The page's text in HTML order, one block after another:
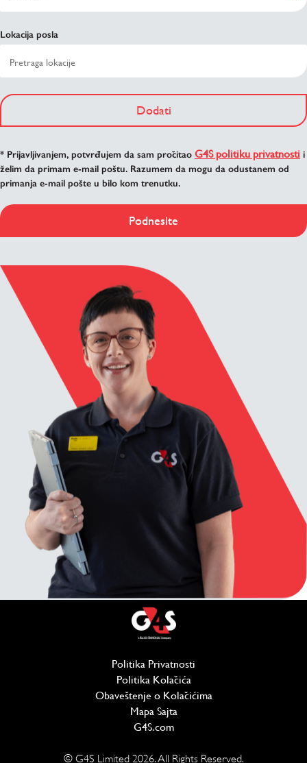
Lokacija posla
Dodati
* Prijavljivanjem, potvrđujem da sam pročitao G4S politiku privatnosti i
želim da primam e-mail poštu. Razumem da mogu da odustanem od
primanja e-mail pošte u bilo kom trenutku.
Podnesite
Politika Privatnosti
Politika Kolačića(отвара се у новом
Obaveštenje o Kolačićima
Mapa Sajta
G4S.com(отвара се у новом прозору)
© G4S Limited 2026. All Rights Reserved.